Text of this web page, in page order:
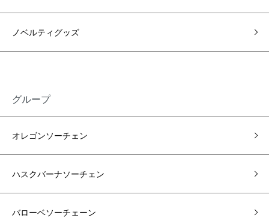
ノベルティグッズ
グループ
オレゴンソーチェン
ハスクバーナソーチェン
バローベソーチェーン